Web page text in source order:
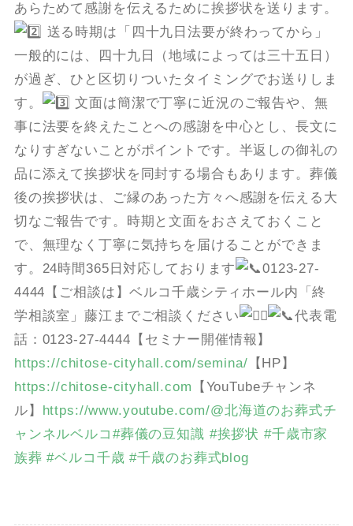
あらためて感謝を伝えるために挨拶状を送ります。
送る時期は「四十九日法要が終わってから」
一般的には、四十九日（地域によっては三十五日）
が過ぎ、ひと区切りついたタイミングでお送りしま
す。
文面は簡潔で丁寧に近況のご報告や、無
事に法要を終えたことへの感謝を中心とし、長文に
なりすぎないことがポイントです。半返しの御礼の
品に添えて挨拶状を同封する場合もあります。葬儀
後の挨拶状は、ご縁のあった方々へ感謝を伝える大
切なご報告です。時期と文面をおさえておくこと
で、無理なく丁寧に気持ちを届けることができま
す。24時間365日対応しております
0123-27-
4444【ご相談は】ベルコ千歳シティホール内「終
学相談室」藤江までご相談ください
代表電
話：0123-27-4444【セミナー開催情報】
https://chitose-cityhall.com/semina/ 【HP】
https://chitose-cityhall.com 【YouTubeチャンネ
ル】
https://www.youtube.com/@北海道のお葬式チ
ャンネルベルコ #葬儀の豆知識 #挨拶状 #千歳市家
族葬 #ベルコ千歳 #千歳のお葬式blog